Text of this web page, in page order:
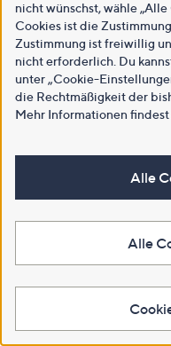
nicht wünschst, wähle
Cookies ist die
Zustimmung ist freiwillig
nicht erforderlich. Du
unter „Cookie-
die Rechtmäßigkeit der
Mehr Informationen
Alle
Alle